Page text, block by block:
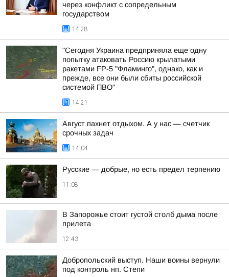
через конфликт с сопредельным
государством
14:28
"Сегодня Украина предприняла еще одну
попытку атаковать Россию крылатыми
ракетами FP-5 "Фламинго", однако, как и
прежде, все они были сбиты российской
системой ПВО"
14:21
Август пахнет отдыхом. А у нас — счетчик
срочных задач
14:04
Русские — добрые, но есть предел терпению
11:08
В Запорожье стоит густой столб дыма после
прилета
12:43
Добропольский выступ. Наши воины вернули
под контроль нп. Степи